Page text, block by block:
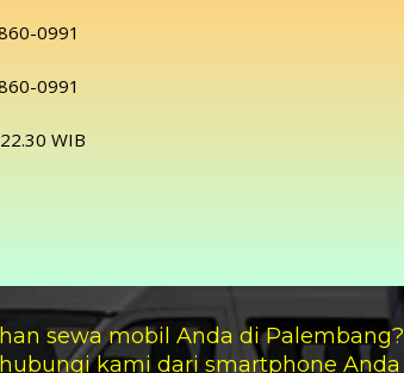
0991
0991
WIB
sewa mobil Anda di Palembang?
kami dari smartphone Anda